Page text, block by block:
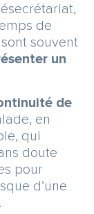
de
souvent
un
de
en
qui
doute
pour
d’une